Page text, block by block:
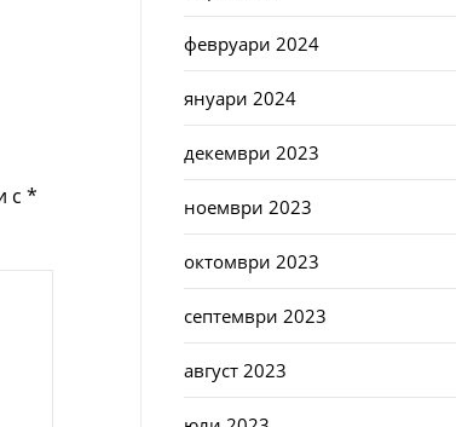
с *
февруари 2024
януари 2024
декември 2023
ноември 2023
октомври 2023
септември 2023
август 2023